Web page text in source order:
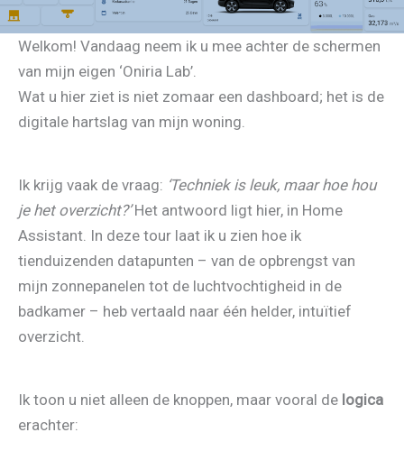
Welkom! Vandaag neem ik u mee achter de schermen
van mijn eigen ‘Oniria Lab’.
Wat u hier ziet is niet zomaar een dashboard; het is de
digitale hartslag van mijn woning.
Ik krijg vaak de vraag: ‘Techniek is leuk, maar hoe hou
je het overzicht?’Het antwoord ligt hier, in Home
Assistant. In deze tour laat ik u zien hoe ik
tienduizenden datapunten – van de opbrengst van
mijn zonnepanelen tot de luchtvochtigheid in de
badkamer – heb vertaald naar één helder, intuïtief
overzicht.
Ik toon u niet alleen de knoppen, maar vooral de logica
erachter: